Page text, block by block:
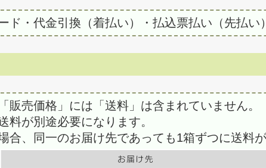
ド・代金引換（着払い）・払込票払い（先払い
販売価格」には「送料」は含まれていません。
料が別途必要になります。
合、同一のお届け先であっても1箱ずつに送料が